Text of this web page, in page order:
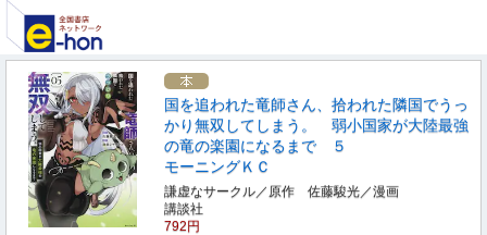
国を追われた竜師さん、拾われた隣国でうっ
かり無双してしまう。 弱小国家が大陸最強
の竜の楽園になるまで ５
モーニングＫＣ
謙虚なサークル／原作 佐藤駿光／漫画
講談社
792円